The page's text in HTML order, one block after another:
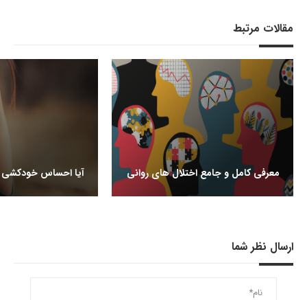
مقالات مرتبط
معرفی کامل و جامع اختلال های روانی آیا احساس خودکشی
ارسال نظر شما